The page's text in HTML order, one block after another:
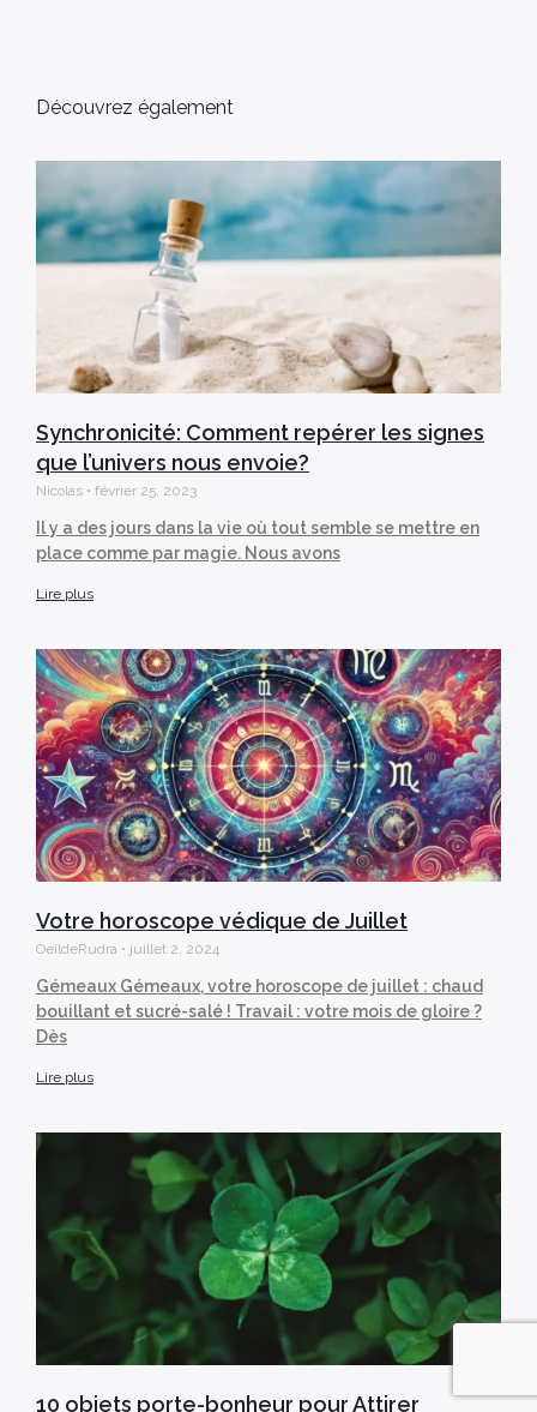
Découvrez également
Synchronicité: Comment repérer les signes
que l’univers nous envoie?
Nicolas février 25, 2023
Il y a des jours dans la vie où tout semble se mettre en
place comme par magie. Nous avons
Lire plus
Votre horoscope védique de Juillet
OeildeRudra juillet 2, 2024
Gémeaux Gémeaux, votre horoscope de juillet : chaud
bouillant et sucré-salé ! Travail : votre mois de gloire ?
Dès
Lire plus
10 objets porte-bonheur pour Attirer